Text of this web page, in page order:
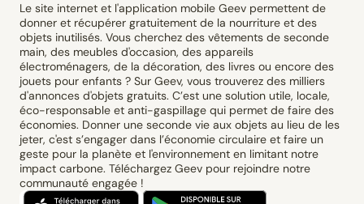
Le site internet et l'application mobile Geev permettent de
donner et récupérer gratuitement de la nourriture et des
objets inutilisés. Vous cherchez des vêtements de seconde
main, des meubles d'occasion, des appareils
électroménagers, de la décoration, des livres ou encore des
jouets pour enfants ? Sur Geev, vous trouverez des milliers
d'annonces d'objets gratuits. C’est une solution utile, locale,
éco-responsable et anti-gaspillage qui permet de faire des
économies. Donner une seconde vie aux objets au lieu de les
jeter, c'est s’engager dans l’économie circulaire et faire un
geste pour la planète et l'environnement en limitant notre
impact carbone. Téléchargez Geev pour rejoindre notre
communauté engagée !